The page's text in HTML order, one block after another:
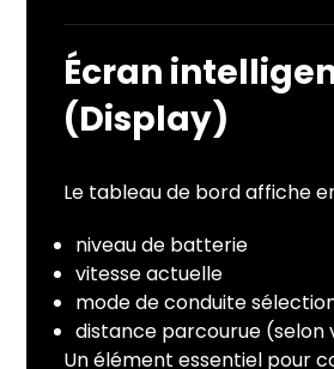
Écran
(Display)
Le tableau de bord affiche
niveau de batterie
vitesse actuelle
mode de conduite
distance parcourue (selon
Un élément essentiel pour